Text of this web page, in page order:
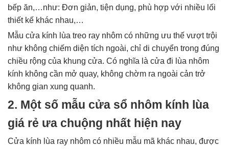
bếp ăn,…như: Đơn giản, tiện dụng, phù hợp với nhiều lối
thiết kế khác nhau,…
Mẫu cửa kính lùa treo ray nhôm có những ưu thế vượt trội
như không chiếm diện tích ngoài, chỉ di chuyển trong đúng
chiều rộng của khung cửa. Có nghĩa là cửa đi lùa nhôm
kính không cần mở quay, không chờm ra ngoài cản trở
không gian xung quanh.
2. Một số mẫu cửa sổ nhôm kính lùa
giá rẻ ưa chuộng nhất hiện nay
Cửa kính lùa ray nhôm có nhiều mẫu mã khác nhau, được